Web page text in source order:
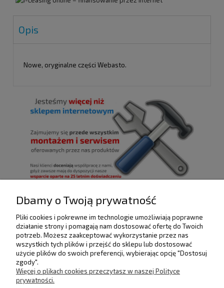
Opis
Nowe, oryginalne części Webasto.
POMOC
DOSTAWA I PŁATNOŚCI
Dbamy o Twoją prywatność
Pliki cookies i pokrewne im technologie umożliwiają poprawne
działanie strony i pomagają nam dostosować ofertę do Twoich
potrzeb. Możesz zaakceptować wykorzystanie przez nas
wszystkich tych plików i przejść do sklepu lub dostosować
użycie plików do swoich preferencji, wybierając opcję "Dostosuj
zgody".
Więcej o plikach cookies przeczytasz w naszej Polityce
prywatności.